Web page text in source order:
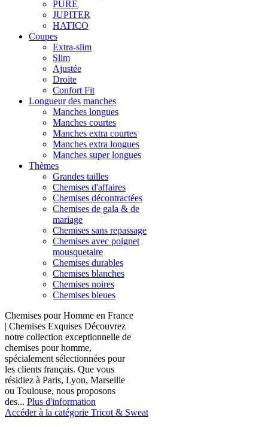
PURE
JUPITER
HATICO
Coupes
Extra-slim
Slim
Ajustée
Droite
Confort Fit
Longueur des manches
Manches longues
Manches courtes
Manches extra courtes
Manches extra longues
Manches super longues
Thèmes
Grandes tailles
Chemises d'affaires
Chemises décontractées
Chemises de gala & de
mariage
Chemises sans repassage
Chemises avec poignet
mousquetaire
Chemises durables
Chemises blanches
Chemises noires
Chemises bleues
Chemises pour Homme en France
| Chemises Exquises Découvrez
notre collection exceptionnelle de
chemises pour homme,
spécialement sélectionnées pour
les clients français. Que vous
résidiez à Paris, Lyon, Marseille
ou Toulouse, nous proposons
des... Plus d'information
Accéder à la catégorie Tricot & Sweat